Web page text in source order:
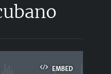
EMBED